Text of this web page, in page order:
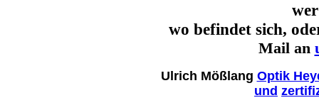
wo befindet sich,
Mail an
Ulrich Mößlang Optik
und